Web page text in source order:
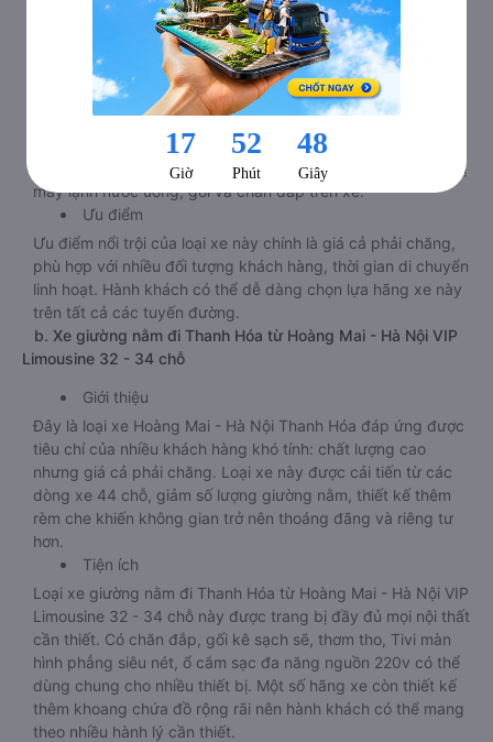
tiện lợi, giá rẻ, phù hợp với nhiều đối tượng. Mặc dù chỉ là xe
giường nằm bình thường nhưng chất lượng và dịch vụ của
loại xe đi Thanh Hóa từ Hoàng Mai - Hà Nội này luôn được
nâng cấp ở mức tốt nhất để phục vụ cho hành khách.
Tiện ích
Hầu hết các hãng xe giường nằm 38, 40, 44 chỗ tuyến
Hoàng Mai - Hà Nội - Thanh Hóa hiện nay đều được trang bị
máy lạnh nước uống, gối và chăn đắp trên xe.
Ưu điểm
Ưu điểm nổi trội của loại xe này chính là giá cả phải chăng,
phù hợp với nhiều đối tượng khách hàng, thời gian di chuyển
linh hoạt. Hành khách có thể dễ dàng chọn lựa hãng xe này
trên tất cả các tuyến đường.
b. Xe giường nằm đi Thanh Hóa từ Hoàng Mai - Hà Nội VIP
Limousine 32 - 34 chỗ
Giới thiệu
Đây là loại xe Hoàng Mai - Hà Nội Thanh Hóa đáp ứng được
tiêu chí của nhiều khách hàng khó tính: chất lượng cao
nhưng giá cả phải chăng. Loại xe này được cải tiến từ các
dòng xe 44 chỗ, giảm số lượng giường nằm, thiết kế thêm
rèm che khiến không gian trở nên thoáng đãng và riêng tư
hơn.
Tiện ích
Loại xe giường nằm đi Thanh Hóa từ Hoàng Mai - Hà Nội VIP
Limousine 32 - 34 chỗ này được trang bị đầy đủ mọi nội thất
cần thiết. Có chăn đắp, gối kê sạch sẽ, thơm tho, Tivi màn
hình phẳng siêu nét, ổ cắm sạc đa năng nguồn 220v có thể
dùng chung cho nhiều thiết bị. Một số hãng xe còn thiết kế
thêm khoang chứa đồ rộng rãi nên hành khách có thể mang
theo nhiều hành lý cần thiết.